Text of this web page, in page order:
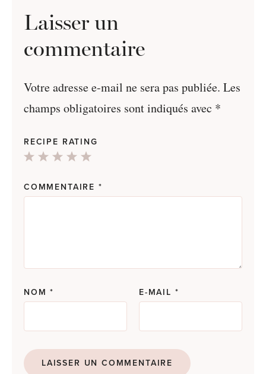
Laisser un
commentaire
Votre adresse e-mail ne sera pas publiée. Les
champs obligatoires sont indiqués avec *
RECIPE RATING
4
3
2
1
COMMENTAIRE *
NOM* E-MAIL *